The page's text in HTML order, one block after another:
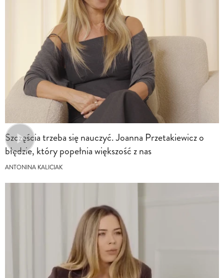
Szczęścia trzeba się nauczyć. Joanna Przetakiewicz o
błędzie, który popełnia większość z nas
ANTONINA KALICIAK